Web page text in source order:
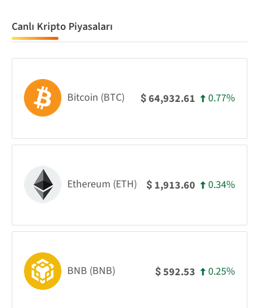
Canlı Kripto Piyasaları
Bitcoin (BTC) $64,932.61 0.77%
Ethereum (ETH) $ 1,913.60 0.34%
BNB (BNB) $592.53 0.25%